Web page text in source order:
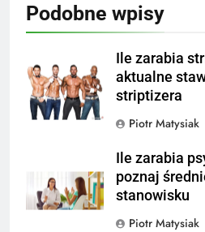
Podobne wpisy
Ile zarabia
aktualne
striptizera
Piotr Matysiak
Ile zarabia
poznaj
stanowisku
Piotr Matysiak